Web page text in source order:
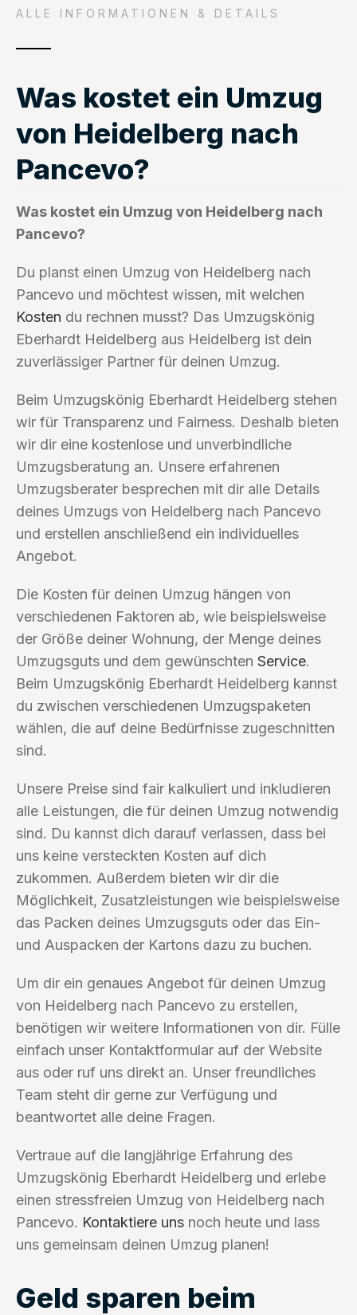
ALLE INFORMATIONEN & DETAILS
Was kostet ein Umzug
von Heidelberg nach
Pancevo?
Was kostet ein Umzug von Heidelberg nach
Pancevo?
Du planst einen Umzug von Heidelberg nach
Pancevo und möchtest wissen, mit welchen
Kosten du rechnen musst? Das Umzugskönig
Eberhardt Heidelberg aus Heidelberg ist dein
zuverlässiger Partner für deinen Umzug.
Beim Umzugskönig Eberhardt Heidelberg stehen
wir für Transparenz und Fairness. Deshalb bieten
wir dir eine kostenlose und unverbindliche
Umzugsberatung an. Unsere erfahrenen
Umzugsberater besprechen mit dir alle Details
deines Umzugs von Heidelberg nach Pancevo
und erstellen anschließend ein individuelles
Angebot.
Die Kosten für deinen Umzug hängen von
verschiedenen Faktoren ab, wie beispielsweise
der Größe deiner Wohnung, der Menge deines
Umzugsguts und dem gewünschten Service.
Beim Umzugskönig Eberhardt Heidelberg kannst
du zwischen verschiedenen Umzugspaketen
wählen, die auf deine Bedürfnisse zugeschnitten
sind.
Unsere Preise sind fair kalkuliert und inkludieren
alle Leistungen, die für deinen Umzug notwendig
sind. Du kannst dich darauf verlassen, dass bei
uns keine versteckten Kosten auf dich
zukommen. Außerdem bieten wir dir die
Möglichkeit, Zusatzleistungen wie beispielsweise
das Packen deines Umzugsguts oder das Ein-
und Auspacken der Kartons dazu zu buchen.
Um dir ein genaues Angebot für deinen Umzug
von Heidelberg nach Pancevo zu erstellen,
benötigen wir weitere Informationen von dir. Fülle
einfach unser Kontaktformular auf der Website
aus oder ruf uns direkt an. Unser freundliches
Team steht dir gerne zur Verfügung und
beantwortet alle deine Fragen.
Vertraue auf die langjährige Erfahrung des
Umzugskönig Eberhardt Heidelberg und erlebe
einen stressfreien Umzug von Heidelberg nach
Pancevo. Kontaktiere uns noch heute und lass
uns gemeinsam deinen Umzug planen!
Geld sparen beim